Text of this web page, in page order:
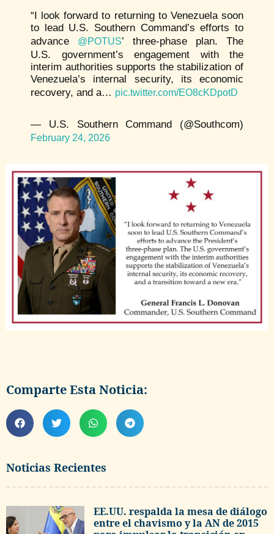
Noticias Recientes
EE.UU. respalda la mesa de diálogo
entre el chavismo y la AN de 2015
“I look forward to returning to Venezuela soon
to lead U.S. Southern Command’s efforts to
advance
@POTUS’ three-phase plan. The
U.S. government’s engagement with the
interim authorities supports the stabilization of
Venezuela’s internal security, its economic
recovery, and a… pic.twitter.com/EO8cKDpotD
— U.S. Southern Command (@Southcom)
February 24, 2026
Comparte Esta Noticia: